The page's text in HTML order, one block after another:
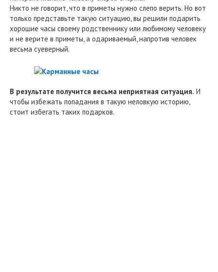
Никто не говорит, что в приметы нужно слепо верить. Но вот
только представьте такую ситуацию, вы решили подарить
хорошие часы своему родственнику или любимому человеку
и не верите в приметы, а одариваемый, напротив человек
весьма суеверный.
В результате получится весьма неприятная ситуация. И
чтобы избежать попадания в такую неловкую историю,
стоит избегать таких подарков.